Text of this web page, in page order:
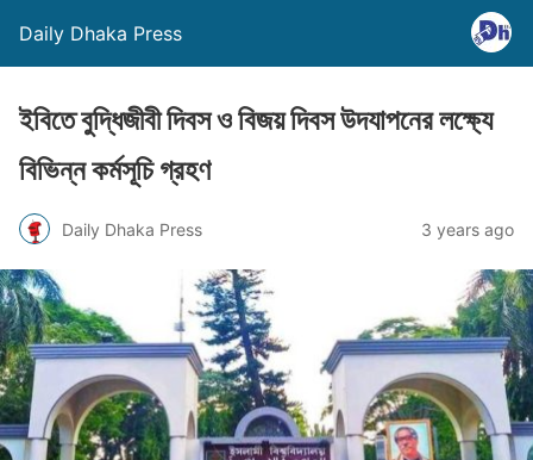
Daily Dhaka Press
ইবিতে বুদ্ধিজীবী দিবস ও বিজয় দিবস উদযাপনের লক্ষ্যে
বিভিন্ন কর্মসূচি গ্রহণ
Daily Dhaka Press 3 years ago